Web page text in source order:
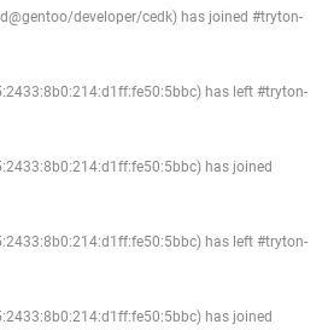
developer/cedk) has joined #tryton-
has left #tryton-
has joined
has left #tryton-
has joined